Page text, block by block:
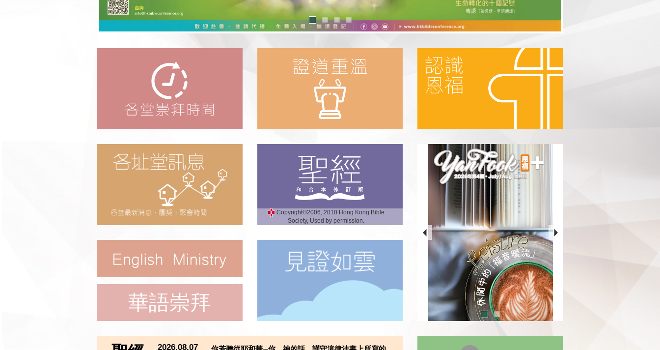
華語崇拜
Copyright©2006, 2010 Hong Kong Bible
Society, Used by permission.
2026.08.07